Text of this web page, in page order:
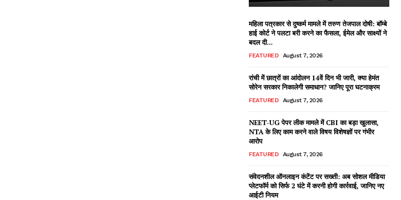
महिला पत्रकार से दुष्कर्म मामले में तरुण तेजपाल दोषी: बॉम्बे
हाई कोर्ट ने पलटा बरी करने का फैसला, ईमेल और साक्ष्यों ने
बदल दी...
FEATURED August 7, 2026
रांची में छात्रों का आंदोलन 14वें दिन भी जारी, क्या हेमंत
सोरेन सरकार निकालेगी समाधान? जानिए पूरा घटनाक्रम
FEATURED August 7, 2026
NEET-UG पेपर लीक मामले में CBI का बड़ा खुलासा,
NTA के लिए काम करने वाले विषय विशेषज्ञों पर गंभीर
आरोप
FEATURED August 7, 2026
संवेदनशील ऑनलाइन कंटेंट पर सख्ती: अब सोशल मीडिया
प्लेटफॉर्म को सिर्फ 2 घंटे में करनी होगी कार्रवाई, जानिए नए
आईटी नियम